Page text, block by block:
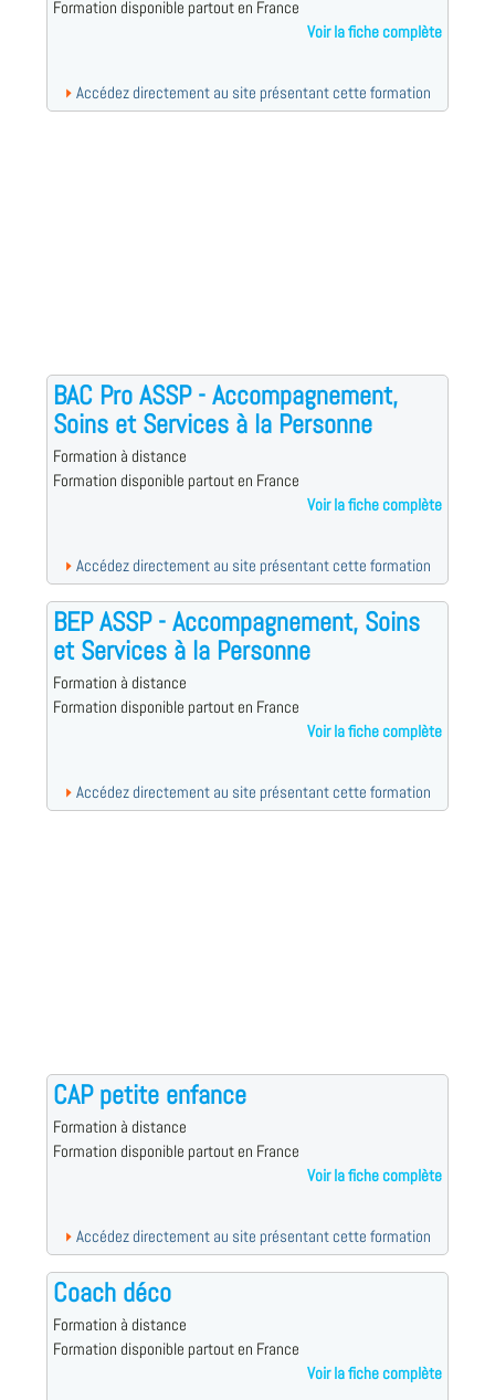
Formation disponible partout en France
Voir la fiche complète
Accédez directement au site présentant cette formation
BAC Pro ASSP - Accompagnement,
Soins et Services à la Personne
Formation à distance
Formation disponible partout en France
Voir la fiche complète
Accédez directement au site présentant cette formation
BEP ASSP - Accompagnement, Soins
et Services à la Personne
Formation à distance
Formation disponible partout en France
Voir la fiche complète
Accédez directement au site présentant cette formation
CAP petite enfance
Formation à distance
Formation disponible partout en France
Voir la fiche complète
Accédez directement au site présentant cette formation
Coach déco
Formation à distance
Formation disponible partout en France
Voir la fiche complète